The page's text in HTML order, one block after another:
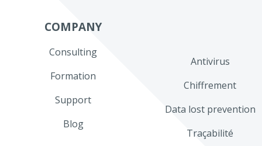
COMPANY
Consulting
Formation
Support
Blog
Antivirus
Chiffrement
Data lost prevention
Traçabilité